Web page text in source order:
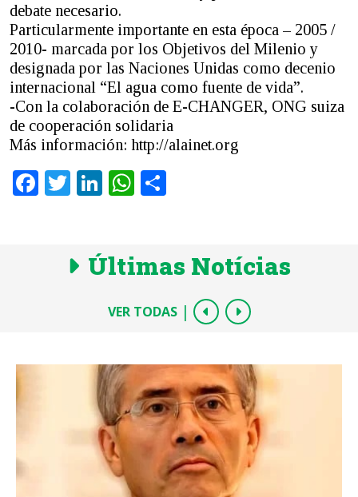
debate necesario.
Particularmente importante en esta época – 2005 /
2010- marcada por los Objetivos del Milenio y
designada por las Naciones Unidas como decenio
internacional “El agua como fuente de vida”.
-Con la colaboración de E-CHANGER, ONG suiza
de cooperación solidaria
Más información: http://alainet.org
Facebook
TwitterLinkedInWhatsApp
Últimas Notícias
VER TODAS |